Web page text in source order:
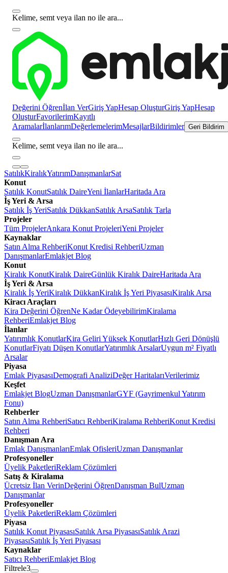
Kelime, semt veya ilan no ile ara...
Değerini Öğrenİlan VerGiriş YapHesap OluşturGiriş YapHesap
OluşturFavorilerimKayıtlı
AramalarİlanlarımDeğerlemelerimMesajlarBildirimler Geri Bildirim
Kelime, semt veya ilan no ile ara...
SatılıkKiralıkYatırımDanışmanlarSat
Konut
Satılık KonutSatılık DaireYeni İlanlarHaritada Ara
İş Yeri & Arsa
Satılık İş YeriSatılık DükkanSatılık ArsaSatılık Tarla
Projeler
Tüm ProjelerAnkara Konut ProjeleriYeni Projeler
Kaynaklar
Satın Alma RehberiKonut Kredisi RehberiUzman
DanışmanlarEmlakjet Blog
Konut
Kiralık KonutKiralık DaireGünlük Kiralık DaireHaritada Ara
İş Yeri & Arsa
Kiralık İş YeriKiralık DükkanKiralık İş Yeri PiyasasıKiralık Arsa
Kiracı Araçları
Kira Değerini ÖğrenNe Kadar ÖdeyebilirimKiralama
RehberiEmlakjet Blog
İlanlar
Yatırımlık KonutlarKira Geliri Yüksek KonutlarHızlı Geri Dönüşlü
KonutlarFiyatı Düşen KonutlarYatırımlık ArsalarUygun m² Fiyatlı
Arsalar
Piyasa
Emlak PiyasasıDemografi AnaliziDeğer HaritalarıVerilerimiz
Keşfet
Emlakjet BlogUzman DanışmanlarGYF (Gayrimenkul Yatırım
Fonu)
Rehberler
Satın Alma RehberiSatıcı RehberiKiralama RehberiKonut Kredisi
Rehberi
Danışman Ara
Emlak DanışmanlarıEmlak OfisleriUzman Danışmanlar
Profesyoneller
Üyelik PaketleriReklam Çözümleri
Satış & Kiralama
Ücretsiz İlan VerinDeğerini ÖğrenDanışman BulUzman
Danışmanlar
Profesyoneller
Üyelik PaketleriReklam Çözümleri
Piyasa
Satılık Konut PiyasasıSatılık Arsa PiyasasıSatılık Arazi
PiyasasıSatılık İş Yeri Piyasası
Kaynaklar
Satıcı RehberiEmlakjet Blog
Filtrele3